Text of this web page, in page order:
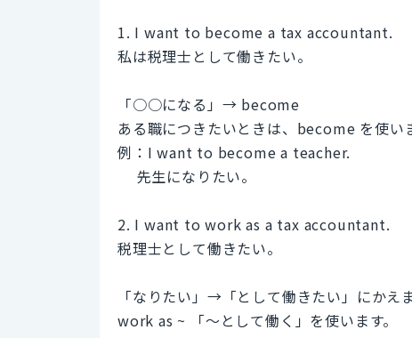
1. I want to become a tax accountant.
私は税理士として働きたい。
「○○になる」→ become
ある職につきたいときは、become を使い
例：I want to become a teacher.
先生になりたい。
2. I want to work as a tax accountant.
税理士として働きたい。
「なりたい」→「として働きたい」にかえ
work as ~ 「～として働く」を使います。